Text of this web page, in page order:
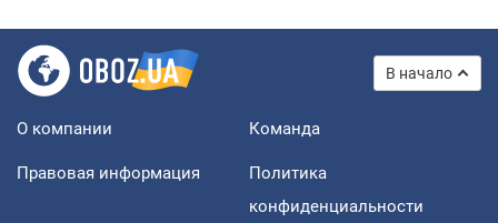
В начало
О компании Команда
Правовая информация
Политика
конфиденциальности